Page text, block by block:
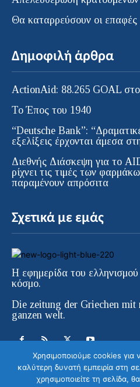
Θα καταρρεύσουν οι
Δημοφιλή άρθρα
ActionAid: 88.265 GOAL
Το Έπος του 1940
“Deutsche Bank”:
εξελίξεις έρχονται άμεσα
Διεθνής Διάσκεψη για το
ρίχνει τις τιμές των
παραμένουν απρόσιτα
Σχετικά με εμάς
Η εφημερίδα του
κόσμο.
Die zeitung der Griechen mit
ganzen welt.
Χρησιμοποιούμε cookies
καλύτερη δυνατή εμπειρία στη
χρησιμοποιείτε τη σελίδα,